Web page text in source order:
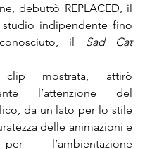
debuttò REPLACED, il
indipendente fino
il Sad Cat
mostrata, attirò
l’attenzione del
da un lato per lo stile
delle animazioni e